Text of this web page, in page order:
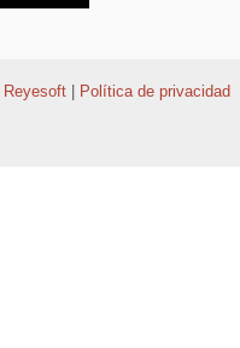
Reyesoft
Política de privacidad